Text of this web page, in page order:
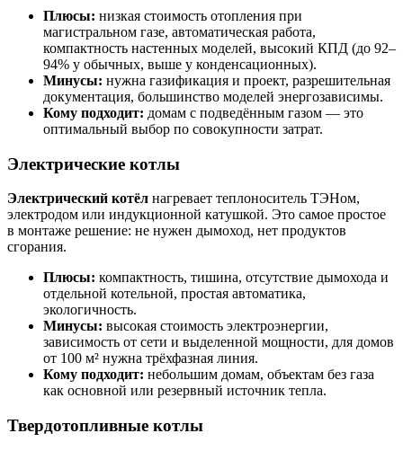
Плюсы: низкая стоимость отопления при
магистральном газе, автоматическая работа,
компактность настенных моделей, высокий КПД (до 92–
94% у обычных, выше у конденсационных).
Минусы: нужна газификация и проект, разрешительная
документация, большинство моделей энергозависимы.
Кому подходит: домам с подведённым газом — это
оптимальный выбор по совокупности затрат.
Электрические котлы
Электрический котёл нагревает теплоноситель ТЭНом,
электродом или индукционной катушкой. Это самое простое
в монтаже решение: не нужен дымоход, нет продуктов
сгорания.
Плюсы: компактность, тишина, отсутствие дымохода и
отдельной котельной, простая автоматика,
экологичность.
Минусы: высокая стоимость электроэнергии,
зависимость от сети и выделенной мощности, для домов
от 100 м² нужна трёхфазная линия.
Кому подходит: небольшим домам, объектам без газа
как основной или резервный источник тепла.
Твердотопливные котлы